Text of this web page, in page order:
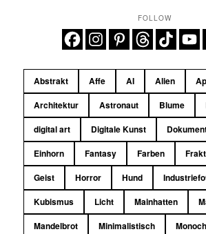
FOLLOW
Abstrakt Affe AI Alien
Architektur
Astronaut Blume
digital art
Digitale Kunst
Einhorn
Fantasy Farben
Geist
Horror Hund
Kubismus
Licht Mainhatten
Mandelbrot
Minimalistisch